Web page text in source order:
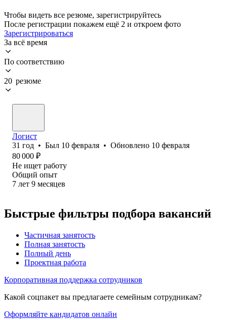
Чтобы видеть все резюме, зарегистрируйтесь
После регистрации покажем ещё 2 и откроем фото
Зарегистрироваться
За всё время
По соответствию
20 резюме
Логист
31 год • Был 10 февраля • Обновлено 10 февраля
80 000 ₽
Не ищет работу
Общий опыт
7 лет 9 месяцев
Быстрые фильтры подбора вакансий
Частичная занятость
Полная занятость
Полный день
Проектная работа
Корпоративная поддержка сотрудников
Какой соцпакет вы предлагаете семейным сотрудникам?
Оформляйте кандидатов онлайн